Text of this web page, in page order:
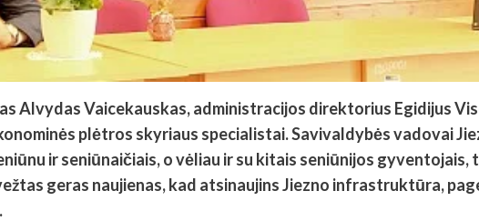
Alvydas Vaicekauskas, administracijos direktorius Egidijus
plėtros skyriaus specialistai. Savivaldybės vadovai
ir seniūnaičiais, o vėliau ir su kitais seniūnijos gyventojais,
geras naujienas, kad atsinaujins Jiezno infrastruktūra,